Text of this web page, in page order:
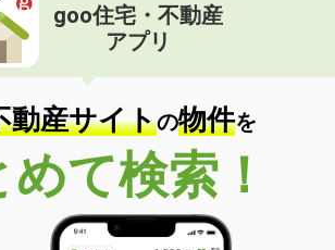
goo住宅・不動産
アプリ
動産サイトの物件を
めて検索！